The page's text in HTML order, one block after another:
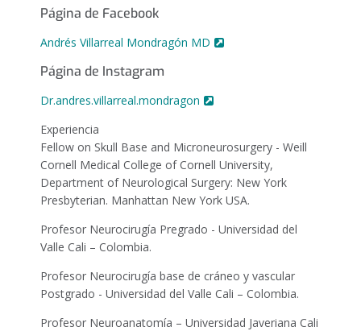
Página de Facebook
Andrés Villarreal Mondragón MD
Página de Instagram
Dr.andres.villarreal.mondragon
Experiencia
Fellow on Skull Base and Microneurosurgery - Weill
Cornell Medical College of Cornell University,
Department of Neurological Surgery: New York
Presbyterian. Manhattan New York USA.
Profesor Neurocirugía Pregrado - Universidad del
Valle Cali – Colombia.
Profesor Neurocirugía base de cráneo y vascular
Postgrado - Universidad del Valle Cali – Colombia.
Profesor Neuroanatomía – Universidad Javeriana Cali